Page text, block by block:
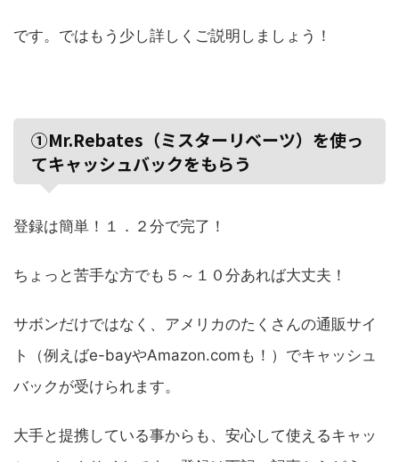
です。ではもう少し詳しくご説明しましょう！
①Mr.Rebates（ミスターリベーツ）を使っ
てキャッシュバックをもらう
登録は簡単！１．２分で完了！
ちょっと苦手な方でも５～１０分あれば大丈夫！
サボンだけではなく、アメリカのたくさんの通販サイ
ト（例えばe-bayやAmazon.comも！）でキャッシュ
バックが受けられます。
大手と提携している事からも、安心して使えるキャッ